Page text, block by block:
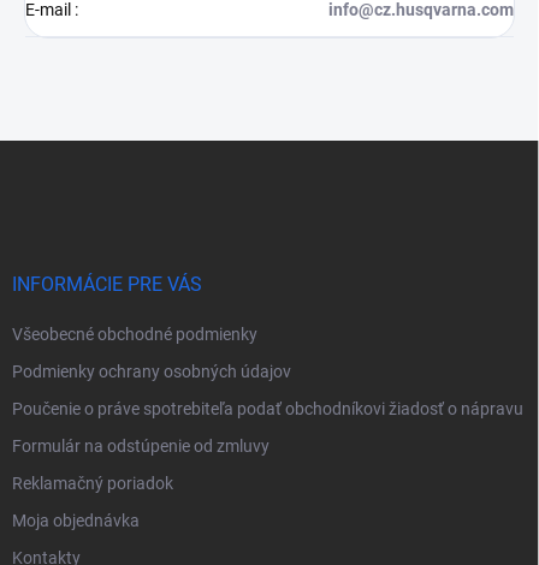
E-mail : info@cz.husqvarna.com
INFORMÁCIE PRE VÁS
Všeobecné obchodné podmienky
Podmienky ochrany osobných údajov
Poučenie o práve spotrebiteľa podať obchodníkovi žiadosť o nápravu
Formulár na odstúpenie od zmluvy
Reklamačný poriadok
Moja objednávka
Kontakty